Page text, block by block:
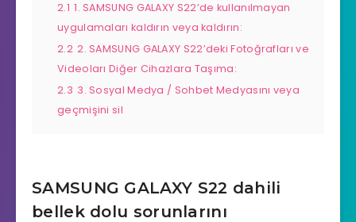
2.1 1. SAMSUNG GALAXY S22’de kullanılmayan
uygulamaları kaldırın veya kaldırın:
2.2 2. SAMSUNG GALAXY S22’deki Fotoğrafları ve
Videoları Diğer Cihazlara Taşıma:
2.3 3. Sosyal Medya / Sohbet Medyasını veya
geçmişini sil
SAMSUNG GALAXY S22 dahili
bellek dolu sorunlarını